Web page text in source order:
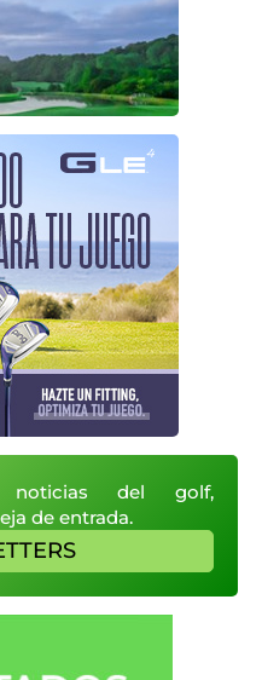
noticias del golf,
de entrada.